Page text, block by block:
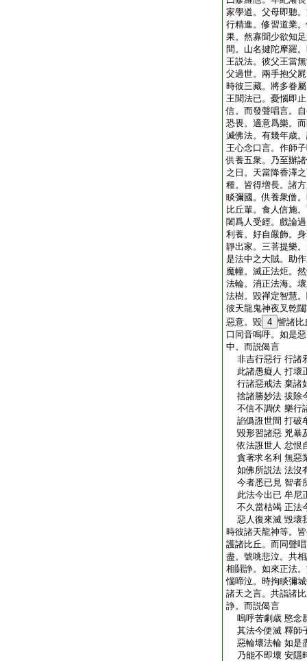
家學道。父母即聽
行精進。修習道業
果。然寡聞少欲知
間。山名揵陀摩羅
王説法。彼父王當
父過世。兩手抱父
時彼三藏。將多眷
王聞法已。憂惱即
信。而發聲唱言。
恐畏。適意爲樂。
滅佛法。有幾年歳
王心念口言。作師
供養五衆。乃至辦
之日。天當降香澤
種。皆得増長。諸
睒彌國。供養衆僧
比丘輩。食人信施
闍爲人受經。戲論
利養。好自嚴飾。
靜出家。三菩提樂
是法中之大賊。助
魔幢。滅正法炬。
法輪。消正法海。
法樹。毀禪定智慧
彼天龍鬼神夜叉乾
惡意。毀 4 訾諸比
口同音鳴呼。如是
中。而説偈言
非吉行惡行 行諸
此諸愚癡人 打壞
行諸惡戒法 棄諸
捨諸勝妙法 拔除
不信不調伏 樂行
諂僞誑世間 打破
毀形習諸惡 兇暴
依法誑世人 忿恨
貪著求名利 無惡
如佛所説法 法沒
今者悉已見 智者
此法今出已 牟尼
不久當枯竭 正法
惡人復來滅 毀壞
時彼諸天龍神等。
護諸比丘。而同聲
盡。號咷悲泣。共
相鬪諍。如來正法
惱啼泣。時拘睒彌
諸天之言。共詣諸
諍。而説偈言
嗚呼苦劇歳 愍念
其法今便滅 釋師
惡輪壞法輪 如是
乃能不即壞 安隱